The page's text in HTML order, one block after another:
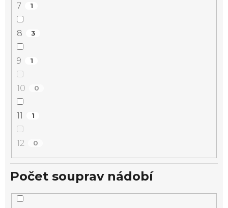
7 1
8 3
9 1
10 0
11 1
12 0
Počet souprav nádobí